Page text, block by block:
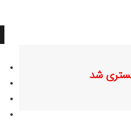
شد